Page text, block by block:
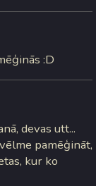
:D
devas utt...
pamēģināt,
kur ko